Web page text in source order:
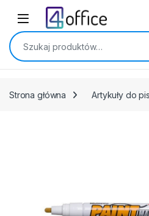
Skip to navigation
Skip to content
Szukaj:
Strona główna Artykuły do